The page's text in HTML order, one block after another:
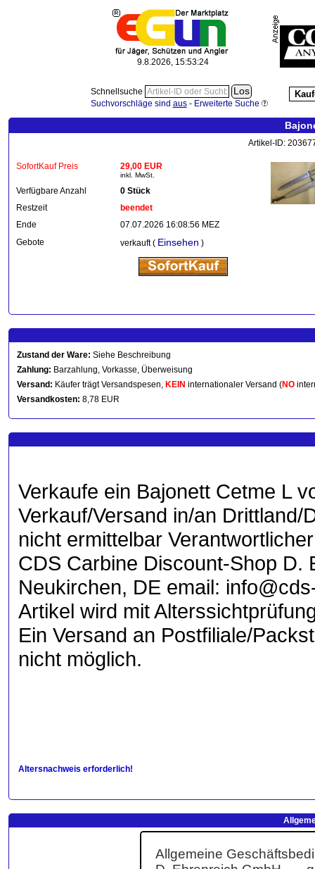
9.8.2026, 15:53:25
Schnellsuche
Suchvorschläge sind aus- Erweiterte Suche
Artikel-ID:
SofortKauf Preis 29,00 EUR
inkl. MwSt.
Verfügbare Anzahl
0 Stück
Restzeit
beendet
Ende
07.07.2026 16:08:56 MEZ
Gebote
verkauft ( Einsehen )
Zustand der Ware: Siehe Beschreibung
Zahlung: Barzahlung, Vorkasse, Überweisung
Versand: Käufer trägt Versandspesen, KEIN internationaler Versand (NO
Versandkosten: 8,78 EUR
Verkaufe ein Bajonett Cetme L
Verkauf/Versand in/an
nicht ermittelbar
CDS Carbine Discount-Shop D.
Neukirchen, DE email:
Artikel wird mit
Ein Versand an Postfiliale/
nicht möglich.
Altersnachweis erforderlich!